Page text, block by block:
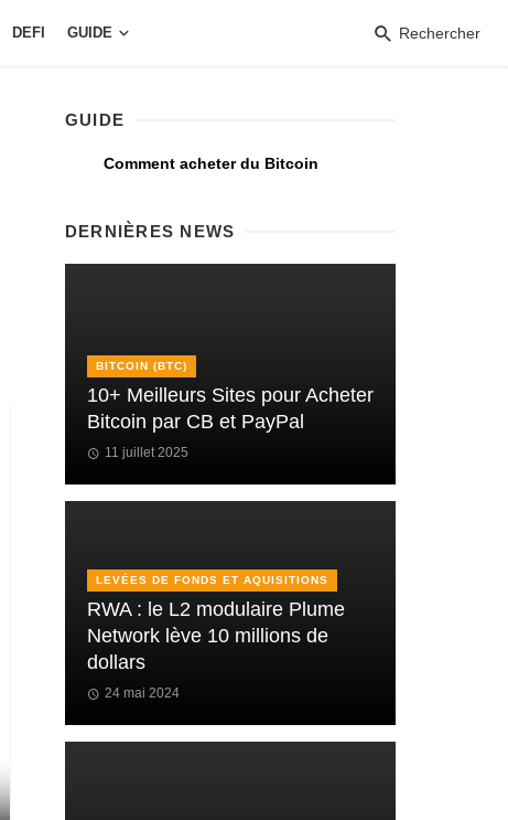
DEFI GUIDE Rechercher
GUIDE
Comment acheter du Bitcoin
DERNIÈRES NEWS
BITCOIN (BTC)
10+ Meilleurs Sites pour Acheter
Bitcoin par CB et PayPal
11 juillet 2025
LEVÉES DE FONDS ET AQUISITIONS
RWA : le L2 modulaire Plume
Network lève 10 millions de
dollars
24 mai 2024